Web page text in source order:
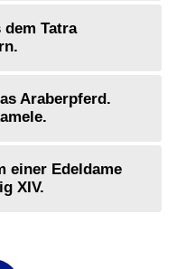
dem Tatra
Araberpferd.
einer Edeldame
XIV.